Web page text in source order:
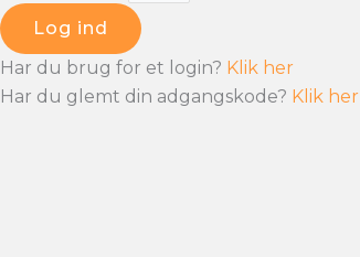
Log ind
Har du brug for et login? Klik her
Har du glemt din adgangskode? Klik her